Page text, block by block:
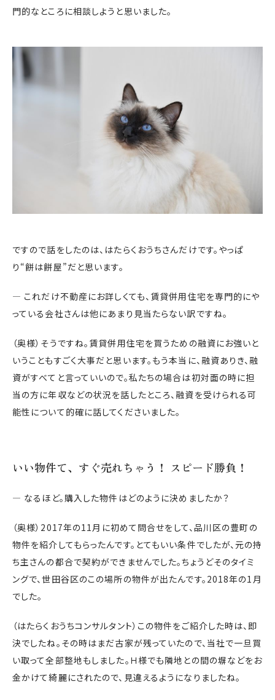
門的なところに相談しようと思いました。
ですので話をしたのは、はたらくおうちさんだけです。やっぱ
り“餅は餅屋”だと思います。
― これだけ不動産にお詳しくても、賃貸併用住宅を専門的にや
っている会社さんは他にあまり見当たらない訳ですね。
（奥様）そうですね。賃貸併用住宅を買うための融資にお強いと
いうこともすごく大事だと思います。もう本当に、融資ありき、融
資がすべてと言っていいので。私たちの場合は初対面の時に担
当の方に年収などの状況を話したところ、融資を受けられる可
能性について的確に話してくださいました。
いい物件て、すぐ売れちゃう！ スピード勝負！
― なるほど。購入した物件はどのように決めましたか？
（奥様）2017年の11月に初めて問合せをして、品川区の豊町の
物件を紹介してもらったんです。とてもいい条件でしたが、元の持
ち主さんの都合で契約ができませんでした。ちょうどそのタイミ
ングで、世田谷区のこの場所の物件が出たんです。2018年の1月
でした。
（はたらくおうちコンサルタント）この物件をご紹介した時は、即
決でしたね。その時はまだ古家が残っていたので、当社で一旦買
い取って全部整地もしました。Ｈ様でも隣地との間の塀などをお
金かけて綺麗にされたので、見違えるようになりましたね。